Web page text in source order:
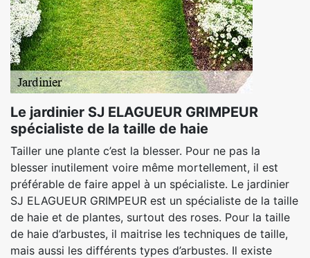
Le jardinier SJ ELAGUEUR GRIMPEUR
spécialiste de la taille de haie
Tailler une plante c’est la blesser. Pour ne pas la
blesser inutilement voire même mortellement, il est
préférable de faire appel à un spécialiste. Le jardinier
SJ ELAGUEUR GRIMPEUR est un spécialiste de la taille
de haie et de plantes, surtout des roses. Pour la taille
de haie d’arbustes, il maitrise les techniques de taille,
mais aussi les différents types d’arbustes. Il existe